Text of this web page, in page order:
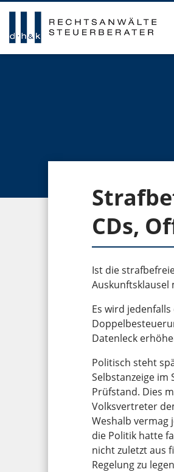
CDs,
Ist die
Auskunftsklausel
Es wird
Datenleck
Politisch steht
Selbstanzeige im
Prüfstand. Dies
Volksvertreter
Weshalb vermag
die Politik hatte
nicht zuletzt aus
Regelung zu